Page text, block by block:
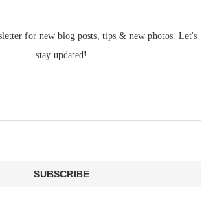
for new blog posts, tips & new photos. Let's
stay updated!